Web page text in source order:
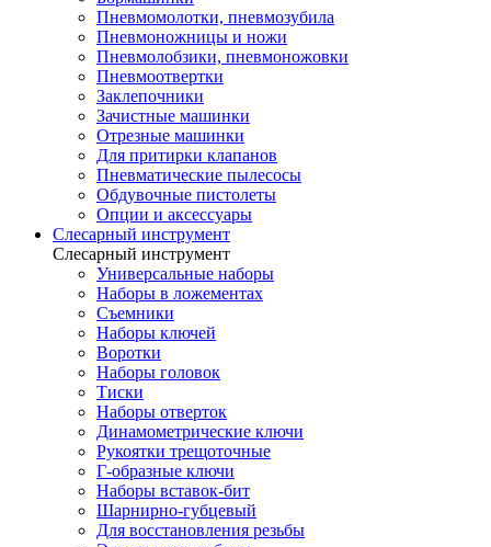
Пневмомолотки, пневмозубила
Пневмоножницы и ножи
Пневмолобзики, пневмоножовки
Пневмоотвертки
Заклепочники
Зачистные машинки
Отрезные машинки
Для притирки клапанов
Пневматические пылесосы
Обдувочные пистолеты
Опции и аксессуары
Слесарный инструмент
Слесарный инструмент
Универсальные наборы
Наборы в ложементах
Съемники
Наборы ключей
Воротки
Наборы головок
Тиски
Наборы отверток
Динамометрические ключи
Рукоятки трещоточные
Г-образные ключи
Наборы вставок-бит
Шарнирно-губцевый
Для восстановления резьбы